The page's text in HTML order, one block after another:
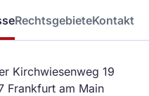
RechtsgebieteKontakt
Kirchwiesenweg 19
Frankfurt am Main